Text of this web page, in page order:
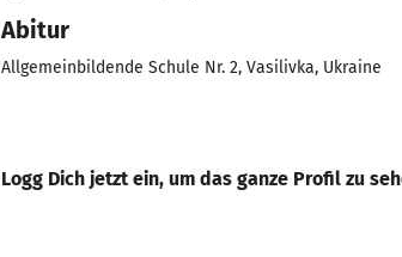
Abitur
Allgemeinbildende Schule Nr. 2, Vasilivka, Ukraine
Logg Dich jetzt ein, um das ganze Profil zu